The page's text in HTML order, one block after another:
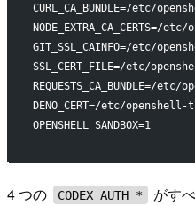
CURL_CA_BUNDLE=/etc/
GIT_SSL_CAINFO=/etc/
SSL_CERT_FILE=/etc/
REQUESTS_CA_BUNDLE=/
DENO_CERT=/etc/
OPENSHELL_SANDBOX=1
4 つの CODEX_AUTH_* がす